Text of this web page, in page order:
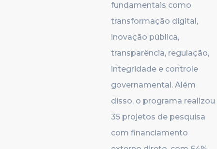
fundamentais como
transformação digital,
inovação pública,
transparência, regulação,
integridade e controle
governamental. Além
disso, o programa realizou
35 projetos de pesquisa
com financiamento